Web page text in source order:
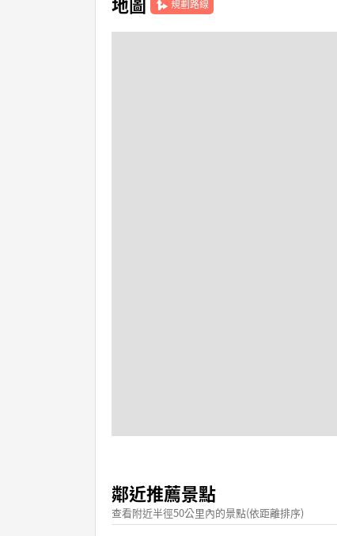
規劃路線
鄰近推薦景點
查看附近半徑50公里內的景點(依距離排序)